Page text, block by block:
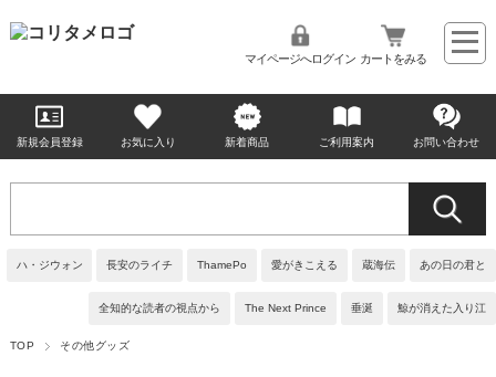
マイページへログイン カートをみる
新規会員登録 お気に入り 新着商品 ご利用案内 お問い合わせ
ハ・ジウォン 長安のライチ ThamePo 愛がきこえる 蔵海伝 あの日の君と
全知的な読者の視点から The Next Prince 垂涎 鯨が消えた入り江
TOP その他グッズ